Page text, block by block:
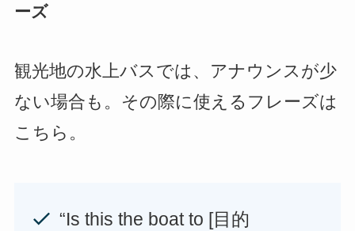
ーズ
観光地の水上バスでは、アナウンスが少
ない場合も。その際に使えるフレーズは
こちら。
“Is this the boat to [目的